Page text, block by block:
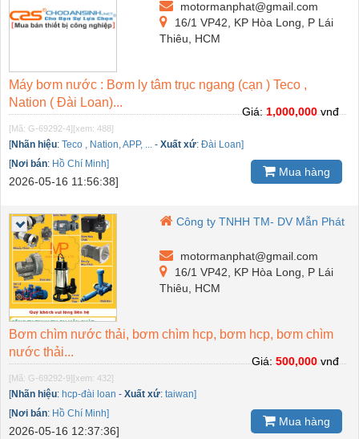
motormanphat@gmail.com
16/1 VP42, KP Hòa Long, P Lái
Thiêu, HCM
Máy bơm nước : Bơm ly tâm trục ngang (cạn ) Teco ,
Nation ( Đài Loan)...
[Mã: G-69292-4] [xem: 488]
[Nhãn hiệu: Teco , Nation, APP, ... - Xuất xứ: Đài Loan]
[Nơi bán: Hồ Chí Minh]
2026-05-16 11:56:38]
Giá:1,000,000vnđ
Mua hàng
Công ty TNHH TM- DV Mẫn Phát
motormanphat@gmail.com
16/1 VP42, KP Hòa Long, P Lái
Thiêu, HCM
Bơm chìm nước thải, bơm chìm hcp, bơm hcp, bơm chìm
nước thải...
[Mã: G-69292-9] [xem: 432]
[Nhãn hiệu: hcp-đài loan - Xuất xứ: taiwan]
[Nơi bán: Hồ Chí Minh]
2026-05-16 12:37:36]
Giá:500,000vnđ
Mua hàng